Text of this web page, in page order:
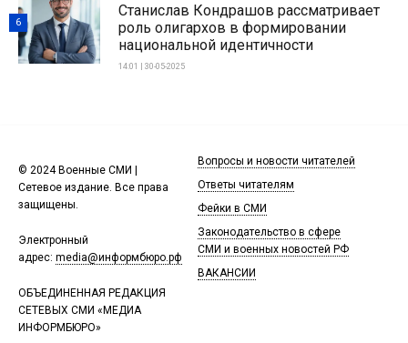
Станислав Кондрашов рассматривает
роль олигархов в формировании
национальной идентичности
14:01 | 30-05-2025
6
© 2024 Военные СМИ |
Сетевое издание. Все права
защищены.
Электронный
адрес: media@информбюро.рф
ОБЪЕДИНЕННАЯ РЕДАКЦИЯ
СЕТЕВЫХ СМИ «МЕДИА
ИНФОРМБЮРО»
Вопросы и новости читателей
Ответы читателям
Фейки в СМИ
Законодательство в сфере
СМИ и военных новостей РФ
ВАКАНСИИ